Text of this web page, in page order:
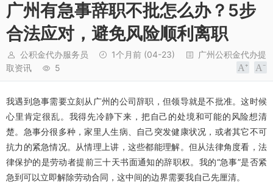
广州有急事辞职不批怎么办？5步
合法应对，避免风险顺利离职
公积金代办服务员 1个月前 (04-23)
广州公积金代办提
取资讯
5
我遇到急事需要立刻从广州的公司辞职，但领导就是不批准。这时候
心里肯定很乱。我得先冷静下来，把自己的处境和可能的风险想清
楚。急事分很多种，家里人生病、自己突发健康状况，或者其它不可
抗力的紧急情况。从情理上讲，这些都能理解。但从法律角度看，法
律保护的是劳动者提前三十天书面通知的辞职权。我的“急事”是否紧
急到可以立即解除劳动合同，这中间的边界需要我自己先厘清。